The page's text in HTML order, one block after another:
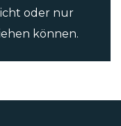
oder nur
können.